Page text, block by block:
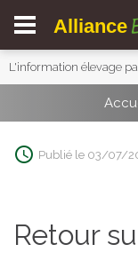
Alliance
L'information élevage
Publié le 03/07/
Retour